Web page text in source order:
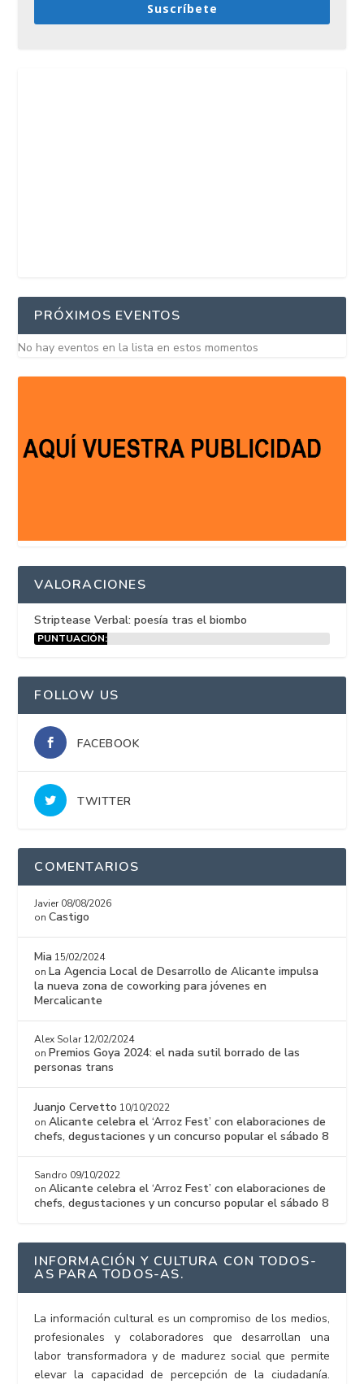
Suscríbete
PRÓXIMOS EVENTOS
No hay eventos en la lista en estos momentos
VALORACIONES
Striptease Verbal: poesía tras el biombo
PUNTUACIÓN:
FOLLOW US
FACEBOOK
TWITTER
COMENTARIOS
Javier 08/08/2026
onCastigo
Mia 15/02/2024
on La Agencia Local de Desarrollo de Alicante impulsa
la nueva zona de coworking para jóvenes en
Mercalicante
Alex Solar 12/02/2024
on Premios Goya 2024: el nada sutil borrado de las
personas trans
Juanjo Cervetto 10/10/2022
onAlicante celebra el ‘Arroz Fest’ con elaboraciones de
chefs, degustaciones y un concurso popular el sábado 8
Sandro 09/10/2022
onAlicante celebra el ‘Arroz Fest’ con elaboraciones de
chefs, degustaciones y un concurso popular el sábado 8
INFORMACIÓN Y CULTURA CON TODOS-
AS PARA TODOS-AS.
La información cultural es un compromiso de los medios,
profesionales y colaboradores que desarrollan una
labor transformadora y de madurez social que permite
elevar la capacidad de percepción de la ciudadanía.